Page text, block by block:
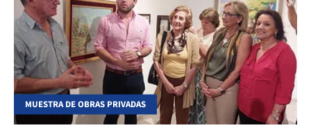
MUESTRA DE OBRAS PRIVADAS